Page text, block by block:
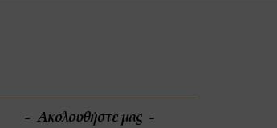
Ακολουθήστε μας